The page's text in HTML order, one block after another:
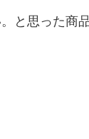
と思った商